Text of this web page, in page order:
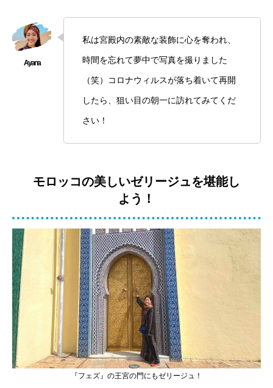
私は宮殿内の素敵な装飾に心を奪われ、
時間を忘れて夢中で写真を撮りました
（笑）コロナウィルスが落ち着いて再開
したら、狙い目の朝一に訪れてみてくだ
さい！
モロッコの美しいゼリージュを堪能し
よう！
『フェズ』の王宮の門にもゼリージュ！